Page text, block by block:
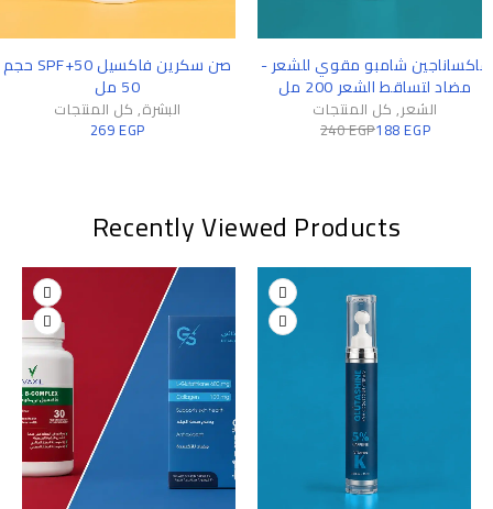
شامبو مقوي للشعر -
مضاد لتساقط الشعر 200 مل
الشعر,كل المنتجات
240EGP188EGP
صن سكرين فاكسيل SPF+50 حجم
50 مل
البشرة,كل المنتجات
269EGP
Recently Viewed Products